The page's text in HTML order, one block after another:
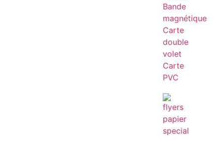
Bande
magnétique
Carte
double
volet
Carte
PVC